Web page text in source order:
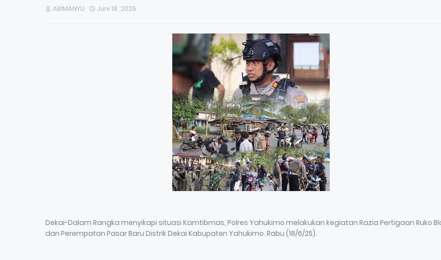
ABIMANYU Juni 18, 2025
Dekai-Dalam Rangka menyikapi situasi Kamtibmas, Polres Yahukimo melakukan kegiatan Razia Pertigaan Ruko
dan Perempatan Pasar Baru Distrik Dekai Kabupaten Yahukimo. Rabu (18/6/25).